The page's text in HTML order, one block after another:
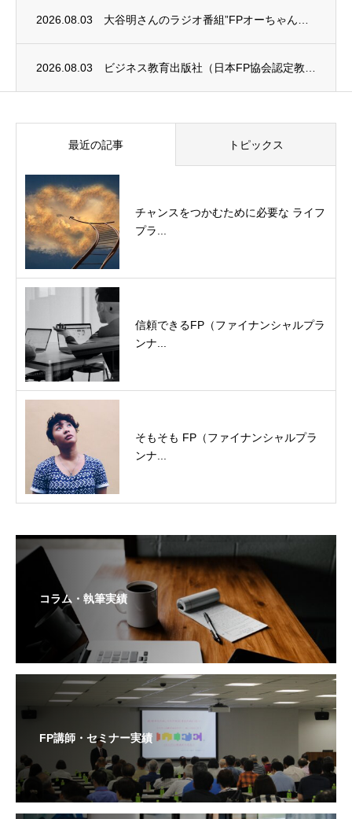
2026.08.03
2026.08.03
最近の記事 トピックス
チャンスをつかむために必要な ライフ
プラ...
信頼できるFP（ファイナンシャルプラ
ンナ...
そもそも FP（ファイナンシャルプラ
ンナ...
コラム・執筆実績
FP講師・セミナー実績